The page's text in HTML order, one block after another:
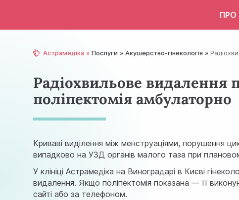
ПРО
Астрамедіка Послуги Акушерство-гінекологія
Радіохвильове видалення
поліпектомія амбулаторно
Криваві виділення між менструаціями, порушення
випадково наУЗД органів малого таза при
У клініці Астрамедіка на Виноградарі в Києві
видалення. Якщо поліпектомія показана — її
сайті або за телефоном.